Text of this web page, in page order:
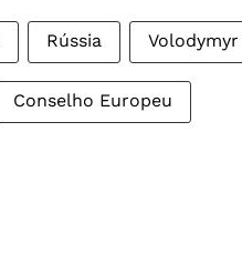
Rússia
Conselho Europeu